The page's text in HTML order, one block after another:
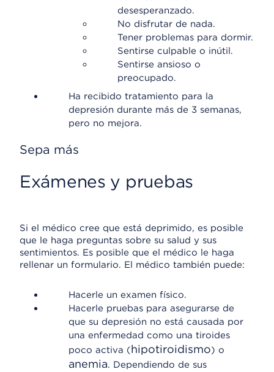
desesperanzado.
No disfrutar de nada.
Tener problemas para dormir.
Sentirse culpable o inútil.
Sentirse ansioso o
preocupado.
Ha recibido tratamiento para la
depresión durante más de 3 semanas,
pero no mejora.
Sepa más
Exámenes y pruebas
Si el médico cree que está deprimido, es posible
que le haga preguntas sobre su salud y sus
sentimientos. Es posible que el médico le haga
rellenar un formulario. El médico también puede:
Hacerle un examen físico.
Hacerle pruebas para asegurarse de
que su depresión no está causada por
una enfermedad como una tiroides
poco activa (hipotiroidismo) o
anemia. Dependiendo de sus